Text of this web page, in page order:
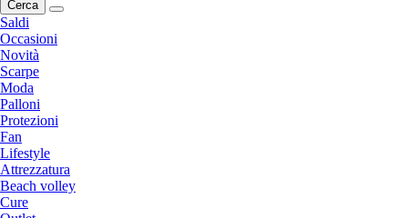
Cerca
Saldi
Occasioni
Novità
Scarpe
Moda
Palloni
Protezioni
Fan
Lifestyle
Attrezzatura
Beach volley
Cure